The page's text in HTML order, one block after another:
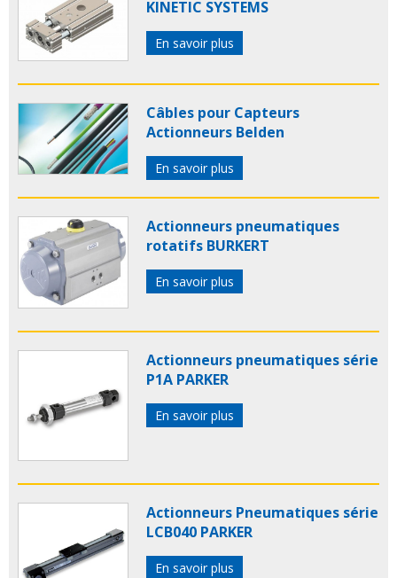
KINETIC SYSTEMS
En savoir plus
Câbles pour Capteurs
Actionneurs Belden
En savoir plus
Actionneurs pneumatiques
rotatifs BURKERT
En savoir plus
Actionneurs pneumatiques série
P1A PARKER
En savoir plus
Actionneurs Pneumatiques série
LCB040 PARKER
En savoir plus